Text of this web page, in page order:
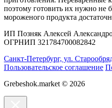
поэтому готовить их нужно не
мороженого продукта
ИП Позняк Алексей
ОГРНИП 321784700082842
Санкт-Петербург, ул.
Пользовательское соглашение
Grebeshok.market © 2026